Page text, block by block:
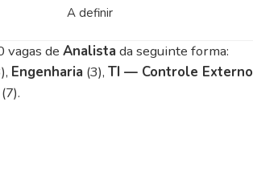
A definir
vagas de Analista da seguinte forma:
Engenharia (3), TI — Controle Externo
(7).